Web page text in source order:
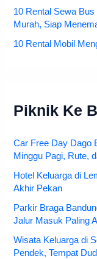
10 Rental Sewa
Murah, Siap
10 Rental Mobil
Piknik Ke
Car Free Day Dago
Minggu Pagi, Rute,
Hotel Keluarga di
Akhir Pekan
Parkir Braga
Jalur Masuk Paling
Wisata Keluarga di
Pendek, Tempat